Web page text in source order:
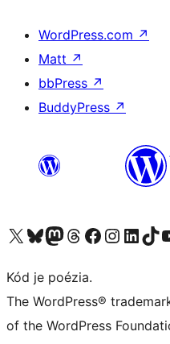
WordPress.com ↗
Matt ↗
bbPress ↗
BuddyPress ↗
Navštívte náš účet na X (predtým Twitter)
Navštívte náš účet na platforme Bluesky
Navštívte náš účet na Mastodone
Navštívte náš účet na platforme Threads
Navštívte našu stránku na
Navštívte náš účet
Navštívte náš
Navštívte náš
Kód je poézia.
The WordPress®
of the WordPress